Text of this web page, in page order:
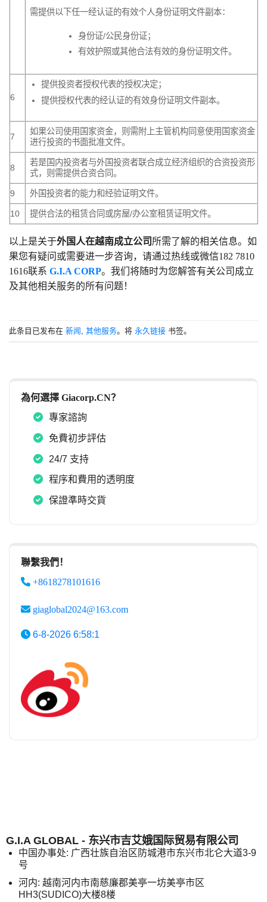
需提供以下任一经认证的有效个人身份证明文件副本：
身份证/公民身份证；
有效护照或其他合法有效的身份证明文件。
6
提供投资者授权代表的授权决定；
提供授权代表的经认证的有效身份证明文件副本。
7
如果公司使用国家资金，则需附上主管机构同意使用国家资金
进行投资的书面批准文件。
8
若是国内投资者与外国投资者联合成立经济组织的合资投资形
式，则需提供合资合同。
9 外国投资者的能力和经验证明文件。
10 提供合法的租赁合同或房屋/办公室租赁证明文件。
以上是关于外国人在越南成立公司 所需了解的相关信息。如
果您有疑问或需要进一步咨询，请通过热线或微信182 7810
1616联系 G.I.A CORP。我们将随时为您解答有关公司成立
及其他相关服务的所有问题！
此条目已发布在 新闻 其他服务。将 永久链接 书签。
為何選擇 Giacorp.CN？
專家諮詢
免費初步評估
24/7 支持
程序和費用的透明度
保證準時交貨
聯繫我們！
+8618278101616
giaglobal2024@163.com
6-8-2026 6:58:1
G.I.A GLOBAL - 东兴市吉艾娥国际贸易有限公司
中国办事处: 广西壮族自治区防城港市东兴市北仑大道3-9
号
河内: 越南河内市南慈廉郡美亭一坊美亭市区
HH3(SUDICO)大楼8楼